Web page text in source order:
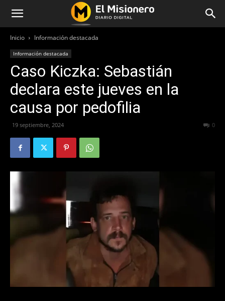
Inicio Información destacada
Información destacada
Caso Kiczka: Sebastián
declara este jueves en la
causa por pedofilia
19 septiembre, 2024 0